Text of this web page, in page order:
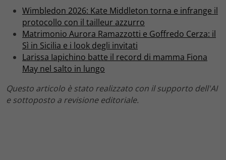
Wimbledon 2026: Kate Middleton torna e infrange il
protocollo con il tailleur azzurro
Matrimonio Aurora Ramazzotti e Goffredo Cerza: il
Sì in Sicilia e i look degli invitati
Larissa Iapichino batte il record di mamma Fiona
May nel salto in lungo
Questo articolo è stato realizzato con il supporto dell'AI
e sottoposto a revisione editoriale.